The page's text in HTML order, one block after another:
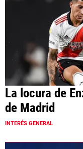
La locura de
de Madrid
INTERÉS GENERAL